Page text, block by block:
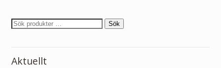
Sök
Aktuellt